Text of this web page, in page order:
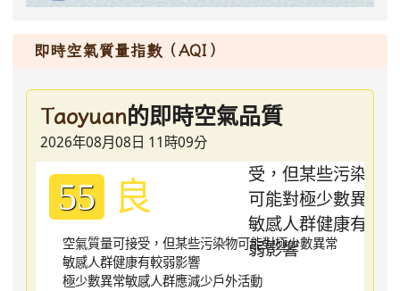
即時空氣質量指數（AQI）
Taoyuan的即時空氣品質
2026年08月08日 11時09分
55 良
空氣質量可接受，但某些污染物可能對極少數異常
敏感人群健康有較弱影響
極少數異常敏感人群應減少戶外活動